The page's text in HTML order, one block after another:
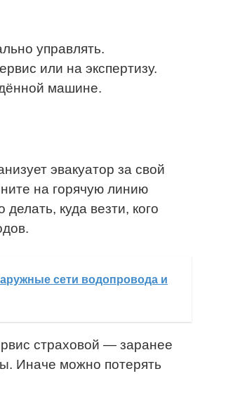
управлять.
или на экспертизу.
машине.
эвакуатор за свой
на горячую линию
куда везти, кого
сети водопровода и
страховой — заранее
Иначе можно потерять